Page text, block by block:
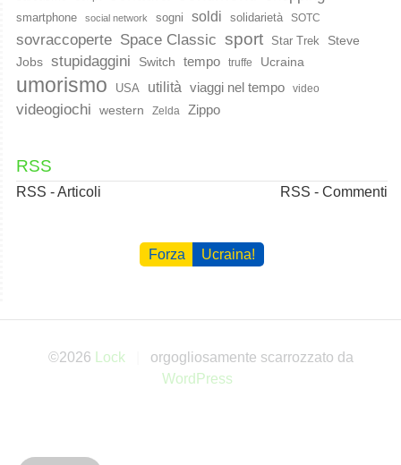
smartphone social network sogni soldi solidarietà SOTC
sovraccoperte Space Classic sport Star Trek
Steve
Jobs stupidaggini Switch tempo truffe Ucraina
umorismo USA utilità viaggi nel tempo video
videogiochi western Zelda Zippo
RSS
RSS - Articoli RSS - Commenti
Forza Ucraina!
©2026 Lock
orgogliosamente scarrozzato da
WordPress